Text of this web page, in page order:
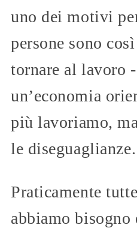
uno dei motivi
persone sono
tornare al lavoro
un’economia
più lavoriamo,
le diseguaglianze.
Praticamente
abbiamo bisogno